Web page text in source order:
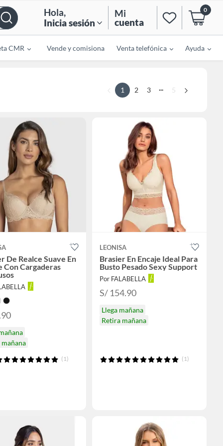
Hola,
Inicia sesión
Mi
cuenta
0
CMR Vende y comisiona Venta telefónica Ayuda
1 2 3 ... 5
De Realce Suave En
Con Cargaderas
(1)
LEONISA
Brasier En Encaje Ideal Para
Busto Pesado Sexy Support
Por FALABELLA
S/ 154.90
Llega mañana
Retira mañana
(1)